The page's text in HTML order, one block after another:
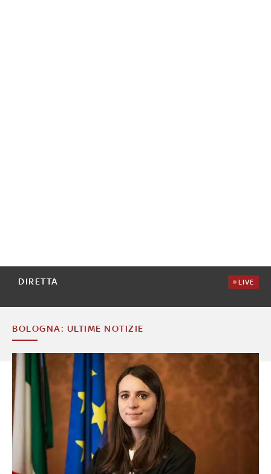
DIRETTA LIVE
BOLOGNA: ULTIME NOTIZIE